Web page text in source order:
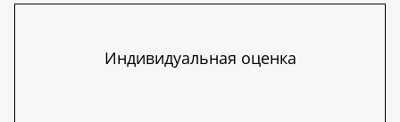
Индивидуальная оценка